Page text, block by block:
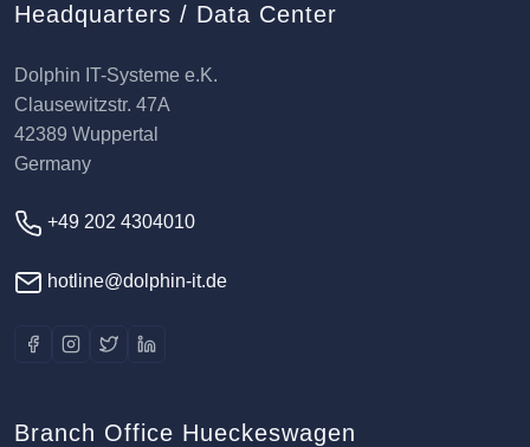
Headquarters / Data Center
Dolphin IT-Systeme e.K.
Clausewitzstr. 47A
42389 Wuppertal
Germany
+49 202 4304010
hotline@dolphin-it.de
Branch Office Hueckeswagen